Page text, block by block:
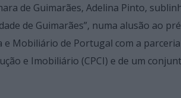
de Guimarães, Adelina Pinto,
de Guimarães”, numa alusão ao
Mobiliário de Portugal com a
e Imobiliário (CPCI) e de um